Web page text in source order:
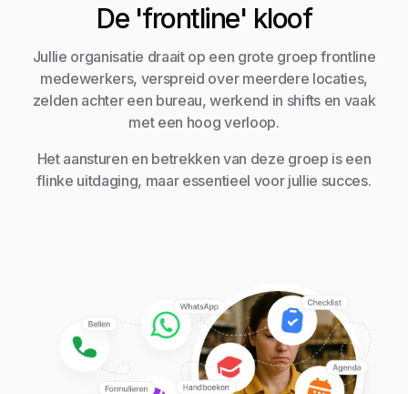
De 'frontline' kloof
Jullie organisatie draait op een grote groep frontline
medewerkers, verspreid over meerdere locaties,
zelden achter een bureau, werkend in shifts en vaak
met een hoog verloop.
Het aansturen en betrekken van deze groep is een
flinke uitdaging, maar essentieel voor jullie succes.